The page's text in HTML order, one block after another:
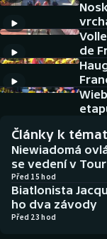
Americký fotbal
Baseball a
Basketbal
Boby a skeleton
Box
NEPŘEHLÉDNĚTE
Soutěže
Historické
AZ kvíz
de
Články k
Niewiadomá
se vedení v
Před 15 hod
Biatlonista
ho dva závody
Před 23 hod